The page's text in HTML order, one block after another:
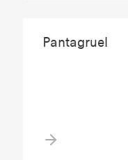
Pantagruel